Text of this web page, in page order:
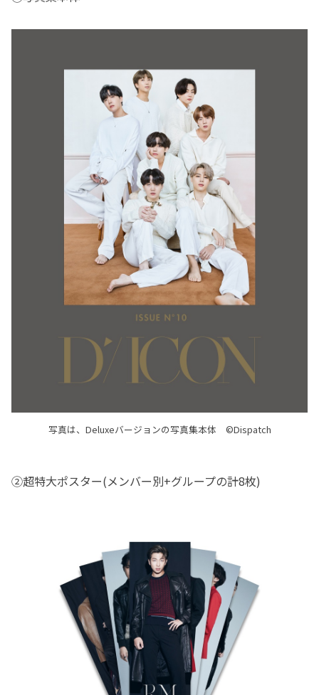
写真は、Deluxeバージョンの写真集本体 ©Dispatch
②超特大ポスター(メンバー別+グループの計8枚)